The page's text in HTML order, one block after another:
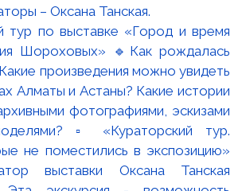
– Оксана Танская.